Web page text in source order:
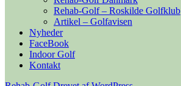
Rehab-Golf – Roskilde Golfklub
Artikel – Golfavisen
Nyheder
FaceBook
Indoor Golf
Kontakt